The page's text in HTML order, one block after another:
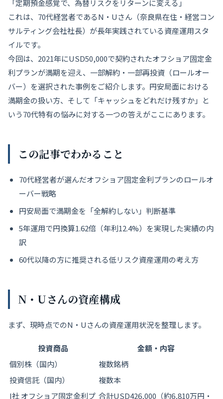
「定期預金感覚で、為替リスクをリターンに変える」
これは、70代経営者であるN・Uさん（奈良県在住・経営コン
サルティング会社社長）が長年実践されている資産運用スタ
イルです。
今回は、2021年にUSD50,000で契約されたオフショア固定金
利プランが満期を迎え、一部解約・一部再投資（ロールオー
バー）を選択された事例をご紹介します。円安局面における
満期金の扱い方、そして「キャッシュをどれだけ残すか」と
いう70代特有の悩みに対する一つの答えがここにあります。
この記事でわかること
70代経営者が選んだオフショア固定金利プランのロールオ
ーバー戦略
円安局面で満期金を「全解約しない」判断基準
5年運用で円換算1.62倍（年利12.4%）を実現した実績の内
訳
60代以降の方に推奨される低リスク資産運用の考え方
N・Uさんの資産構成
まず、現時点でのN・Uさんの資産運用状況を整理します。
投資商品
金額・内容
個別株（国内）
複数銘柄
投資信託（国内）
複数本
I社 オフショア固定金利プ 合計USD426,000（約6,810万円・